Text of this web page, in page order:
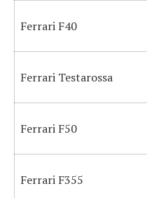
Ferrari F40
Ferrari Testarossa
Ferrari F50
Ferrari F355